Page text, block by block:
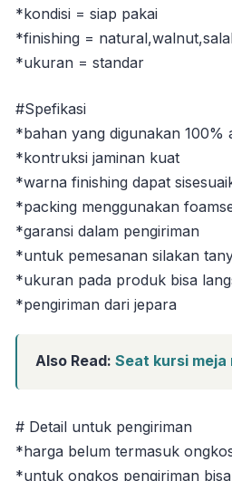
*kondisi = siap pakai
*finishing =
*ukuran = standar
#Spefikasi
*bahan yang digunakan 100%
*kontruksi jaminan kuat
*warna finishing dapat
*packing menggunakan
*garansi dalam pengiriman
*untuk pemesanan silakan
*ukuran pada produk bisa
*pengiriman dari jepara
Also Read: Seat kursi meja
# Detail untuk pengiriman
*harga belum termasuk
*untuk ongkos pengiriman